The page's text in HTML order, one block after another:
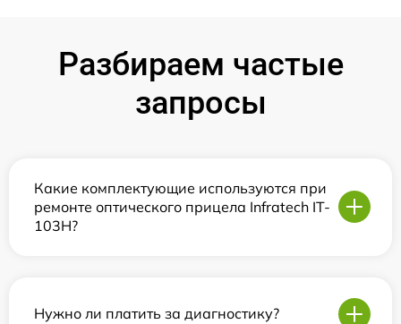
Разбираем частые
запросы
Какие комплектующие используются при
ремонте оптического прицела Infratech IT-
103Н?
Нужно ли платить за диагностику?